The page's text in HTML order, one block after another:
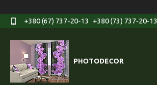
+380 (67) 737-20-13 +380 (73) 737-20-13
PHOTODECOR